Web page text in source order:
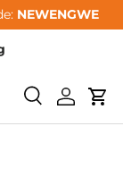
NEWENGWE
Suchen